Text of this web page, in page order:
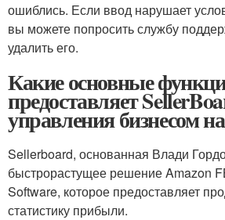
ошиблись. Если ввод нарушает
вы можете попросить службу
удалить его.
Какие основные
предоставляет
управления бизнесом
Sellerboard, основанная Влади
быстрорастущее решение Amazon
Software, которое предоставляет
статистику прибыли.